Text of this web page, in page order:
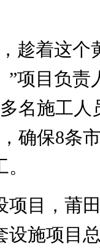
着这个
”项目负责
名施工人
确保8条
目，莆田
设施项目